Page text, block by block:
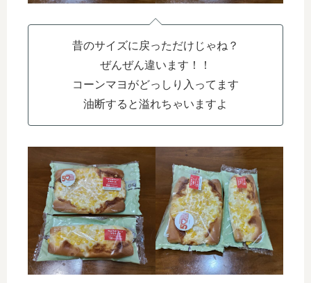
昔のサイズに戻っただけじゃね？
ぜんぜん違います！！
コーンマヨがどっしり入ってます
油断すると溢れちゃいますよ